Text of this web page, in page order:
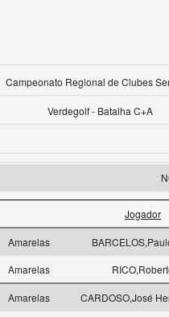
Campeonato Regional de Clubes
Verdegolf - Batalha C+A
Jogador
Amarelas
Amarelas
Amarelas
CARDOSO,José